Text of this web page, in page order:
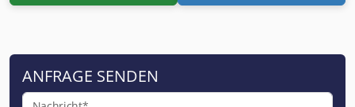
ANFRAGE SENDEN